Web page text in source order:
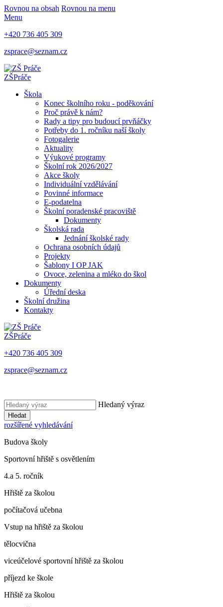
Rovnou na obsah Rovnou na menu
Menu
+420 736 405 309
zsprace@seznam.cz
ZŠPráče
Škola
Konec školního roku - poděkování
Proč právě k nám?
Rady a tipy pro budoucí prvňáčky
Potřeby do 1. ročníku naší školy
Fotogalerie
Aktuality
Výukové programy
Školní rok 2026/2027
Akce školy
Individuální vzdělávání
Povinné informace
E-podatelna
Školní poradenské pracoviště
Dokumenty
Školská rada
Jednání školské rady
Ochrana osobních údajů
Projekty
Šablony I OP JAK
Ovoce, zelenina a mléko do škol
Dokumenty
Úřední deska
Školní družina
Kontakty
ZŠPráče
+420 736 405 309
zsprace@seznam.cz
Hledaný výraz
Hledat
rozšířené vyhledávání
Budova školy
Sportovní hřiště s osvětlením
4.a 5. ročník
Hřiště za školou
počítačová učebna
Vstup na hřiště za školou
tělocvična
viceúčelové sportovní hřiště za školou
příjezd ke škole
Hřiště za školou